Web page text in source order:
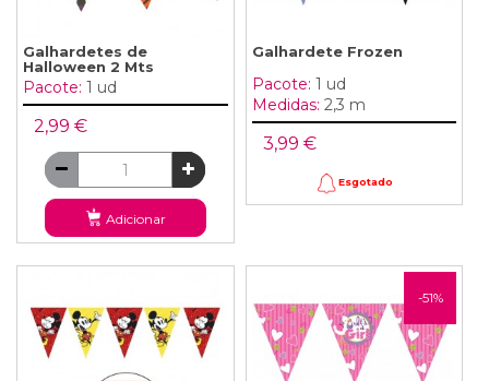
Galhardetes de
Halloween 2 Mts
Pacote: 1 ud
2,99 €
Adicionar
Galhardete Frozen
Pacote: 1 ud
Medidas: 2,3 m
3,99 €
Esgotado
-51%